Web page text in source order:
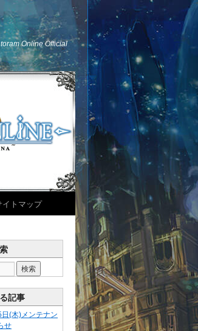
Online Official
イトマップ
記事
(木)メンテナン
せ